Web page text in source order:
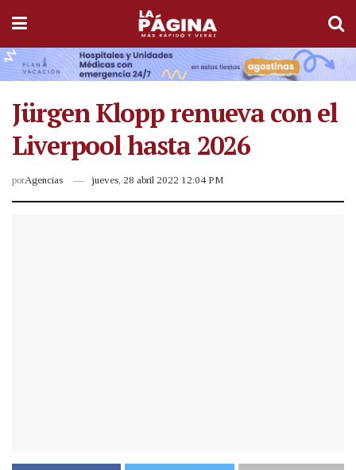
Jürgen Klopp renueva con el
Liverpool hasta 2026
porAgencias jueves, 28 abril 2022 12:04 PM